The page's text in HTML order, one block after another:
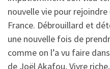
nouvelle vie pour
France. Débrouillard et
une nouvelle fois de
comme on l’a vu faire
de Joël Akafou, Vivre